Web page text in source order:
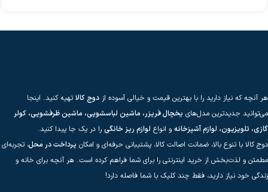
هر آنچه که نیاز دارید را با بهترین قیمت و خیالی آسوده از دوج کالاتهیه کنید. اینجا
می‌توانید جدیدترین مدل‌های یخچال فریزر، ماشین لباسشویی، ماشین ظرفشویی، کولر
گازی، تلویزیون، لوازم آشپزخانه و انواع لوازم ریز خانگی را در یک جا پیدا کنید.
دوج کالا با تنوع بالا، ضمانت اصالت کالا، پشتیبانی حرفه‌ای و امکان پرداخت در محل، تجربه‌ای
مطمئن و لذت‌بخش از خرید اینترنتی را برای شما فراهم کرده است. هر آنچه برای خانه و
زندگی خود نیاز دارید، فقط چند کلیک با شما فاصله دارد!